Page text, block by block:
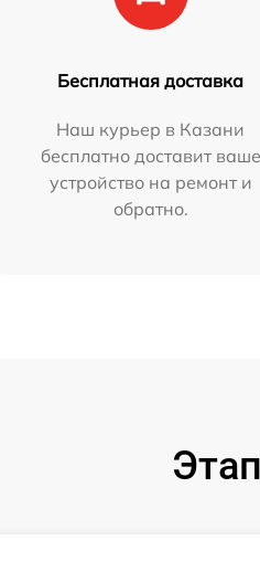
Бесплатная доставка
Наш курьер в Казани
бесплатно доставит ваше
устройство на ремонт и
обратно.